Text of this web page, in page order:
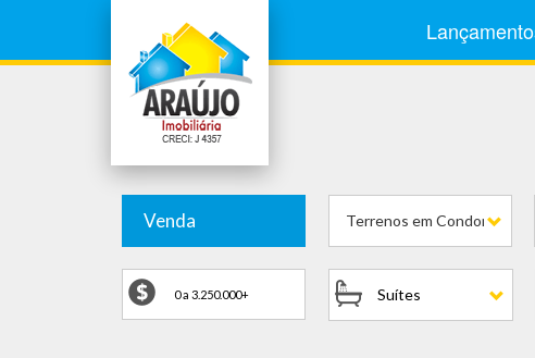
Venda Terrenos em Condomínios
Suítes